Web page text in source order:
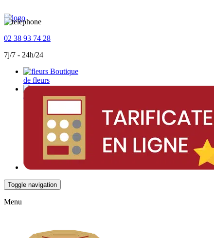
02 38 93 74 28
7j/7 - 24h/24
Boutique
de fleurs
Devis
en ligne
Toggle navigation
Menu